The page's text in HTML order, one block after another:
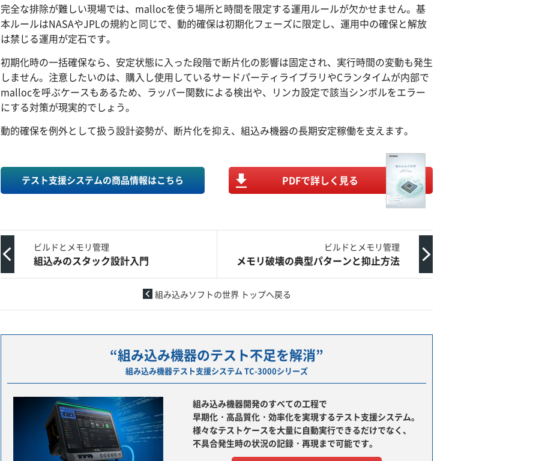
完全な排除が難しい現場では、mallocを使う場所と時間を限定する運用ルールが欠かせません。基
本ルールはNASAやJPLの規約と同じで、動的確保は初期化フェーズに限定し、運用中の確保と解放
は禁じる運用が定石です。
初期化時の一括確保なら、安定状態に入った段階で断片化の影響は固定され、実行時間の変動も発生
しません。注意したいのは、購入し使用しているサードパーティライブラリやCランタイムが内部で
mallocを呼ぶケースもあるため、ラッパー関数による検出や、リンカ設定で該当シンボルをエラー
にする対策が現実的でしょう。
動的確保を例外として扱う設計姿勢が、断片化を抑え、組込み機器の長期安定稼働を支えます。
テスト支援システムの商品情報はこちら PDFで詳しく見る
ビルドとメモリ管理
組込みのスタック設計入門
ビルドとメモリ管理
メモリ破壊の典型パターンと抑止方法
組み込みソフトの世界 トップへ戻る
“組み込み機器のテスト不足を解消”
組み込み機器テスト支援システム TC-3000シリーズ
組み込み機器開発のすべての工程で
早期化・高品質化・効率化を実現するテスト支援システム。
様々なテストケースを大量に自動実行できるだけでなく、
不具合発生時の状況の記録・再現まで可能です。